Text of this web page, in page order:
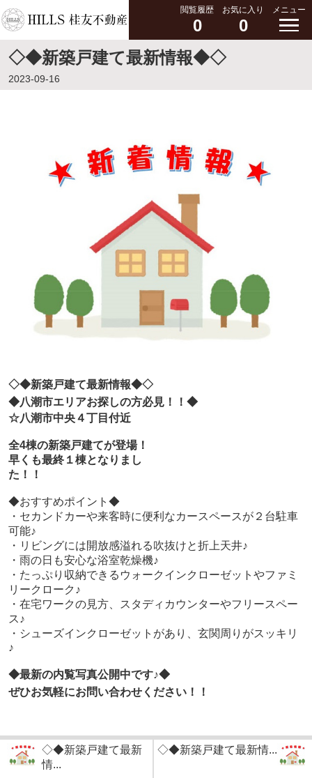
閲覧履歴
0
お気に入り
0
メニュー
◇◆新築戸建て最新情報◆◇
2023-09-16
◇◆新築戸建て最新情報◆◇
◆八潮市エリアお探しの方必見！！◆
☆八潮市中央４丁目付近
全4棟の新築戸建てが登場！
早くも最終１棟となりまし
た！！
◆おすすめポイント◆
・セカンドカーや来客時に便利なカースペースが２台駐車
可能♪
・リビングには開放感溢れる吹抜けと折上天井♪
・雨の日も安心な浴室乾燥機♪
・たっぷり収納できるウォークインクローゼットやファミ
リークローク♪
・在宅ワークの見方、スタディカウンターやフリースペー
ス♪
・シューズインクローゼットがあり、玄関周りがスッキリ
♪
◆最新の内覧写真公開中です♪◆
ぜひお気軽にお問い合わせください！！
◇◆新築戸建て最新
情...
◇◆新築戸建て最新情...